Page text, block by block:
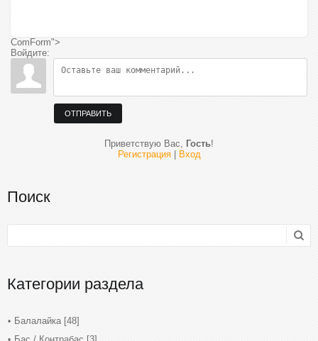
ComForm">
Войдите:
ОТПРАВИТЬ
Приветствую Вас, Гость!
Регистрация| Вход
Поиск
Категории раздела
Балалайка [48]